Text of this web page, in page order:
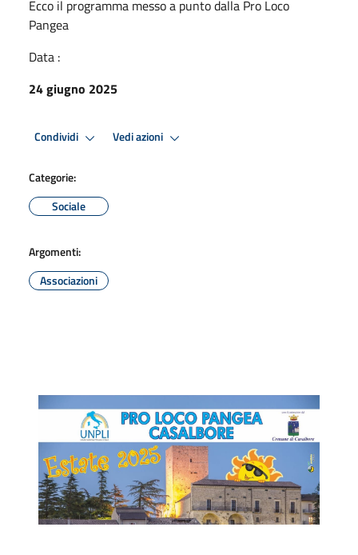
Ecco il programma messo a punto dalla Pro Loco
Pangea
Data :
24 giugno 2025
Condividi Vedi azioni
Categorie:
Sociale
Argomenti:
Associazioni